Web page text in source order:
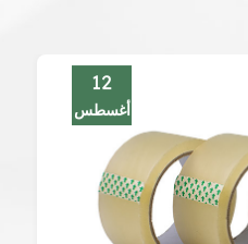
12
أغسطس